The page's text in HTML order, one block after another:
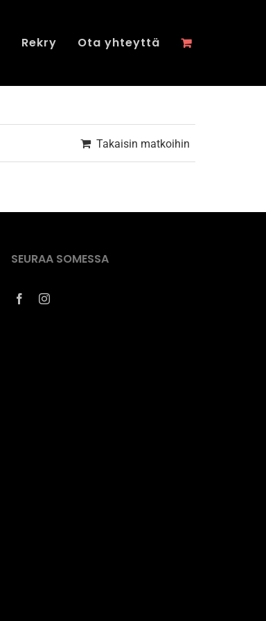
Rekry Ota yhteyttä
Takaisin matkoihin
SEURAA SOMESSA